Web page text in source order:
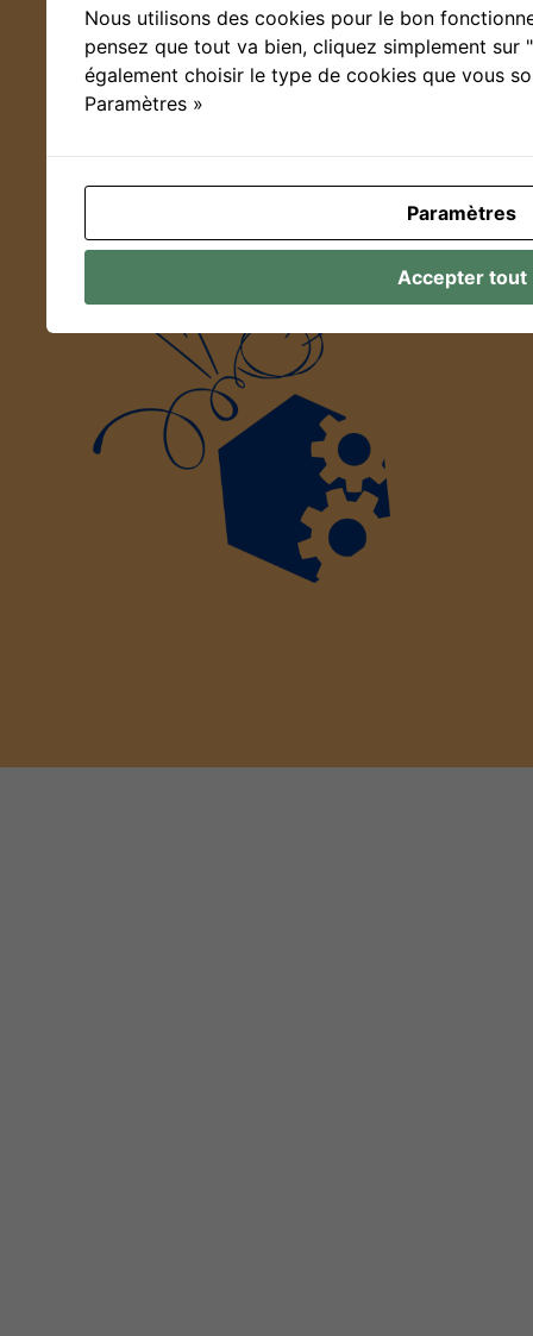
Mentions légales
Contact
Outils
Nous utilisons des cookies pour le bon
pensez que tout va bien, cliquez simplement sur
également choisir le type de cookies que vous
Paramètres »
Paramètres
Accepter tout